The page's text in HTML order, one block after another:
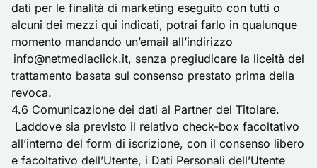
dati per le finalità di marketing eseguito con tutti o
alcuni dei mezzi qui indicati, potrai farlo in qualunque
momento mandando un’email all’indirizzo
info@netmediaclick.it, senza pregiudicare la liceità del
trattamento basata sul consenso prestato prima della
revoca.
4.6 Comunicazione dei dati al Partner del Titolare.
Laddove sia previsto il relativo check-box facoltativo
all’interno del form di iscrizione, con il consenso libero
e facoltativo dell’Utente, i Dati Personali dell’Utente